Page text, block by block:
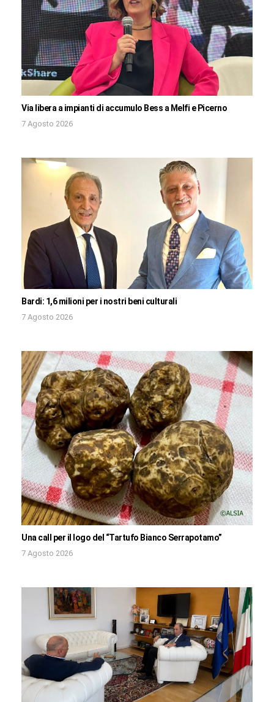
Via libera a impianti di accumulo Bess a Melfi e Picerno
7 Agosto 2026
Bardi: 1,6 milioni per i nostri beni culturali
7 Agosto 2026
Una call per il logo del “Tartufo Bianco Serrapotamo”
7 Agosto 2026